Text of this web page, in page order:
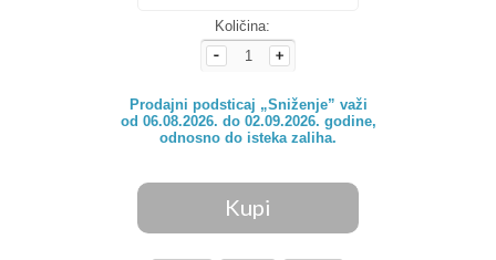
Količina:
Prodajni podsticaj „Sniženje” važi
od 06.08.2026. do 02.09.2026. godine,
odnosno do isteka zaliha.